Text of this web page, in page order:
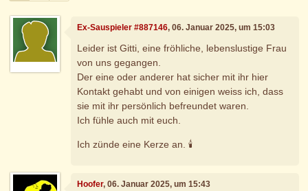
Ex-Sauspieler #887146, 06. Januar 2025, um 15:03
Leider ist Gitti, eine fröhliche, lebenslustige Frau
von uns gegangen.
Der eine oder anderer hat sicher mit ihr hier
Kontakt gehabt und von einigen weiss ich, dass
sie mit ihr persönlich befreundet waren.
Ich fühle auch mit euch.
Ich zünde eine Kerze an. 🕯
Hoofer, 06. Januar 2025, um 15:43